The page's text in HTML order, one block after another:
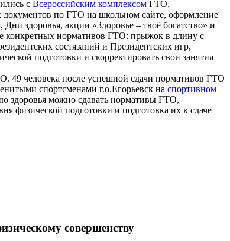
с Всероссийским комплексом ГТО,
по ГТО на школьном сайте, оформление
здоровья, акции «Здоровье – твоё богатство» и
конкретных нормативов ГТО: прыжок в длину с
состязаний и Президентских игр,
подготовки и скорректировать свои занятия
49 человека после успешной сдачи нормативов ГТО
спортсменами г.о.Егорьевск на спортивном
здоровья можно сдавать нормативы ГТО,
физической подготовки и подготовка их к сдаче
совершенству